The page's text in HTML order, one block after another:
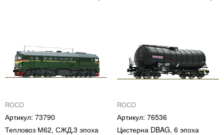
ROCO
73790
Тепловоз М62, СЖД,3 эпоха
ROCO
76536
Цистерна DBAG, 6 эпоха